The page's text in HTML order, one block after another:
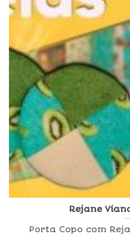
Rejane
Porta Copo com